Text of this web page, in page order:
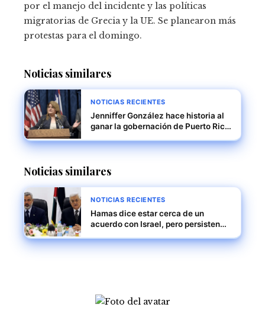
por el manejo del incidente y las políticas
migratorias de Grecia y la UE. Se planearon más
protestas para el domingo.
Noticias similares
NOTICIAS RECIENTES
Jenniffer González hace historia al
ganar la gobernación de Puerto Rico
resultados inéditos
Noticias similares
NOTICIAS RECIENTES
Hamas dice estar cerca de un
acuerdo con Israel, pero persisten